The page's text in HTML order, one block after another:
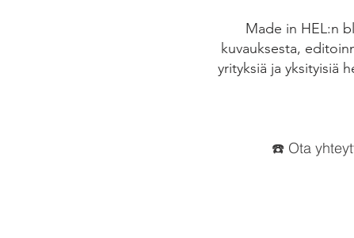
Made in HEL:n
kuvauksesta,
yrityksiä ja yksityisiä
☎️ Ota